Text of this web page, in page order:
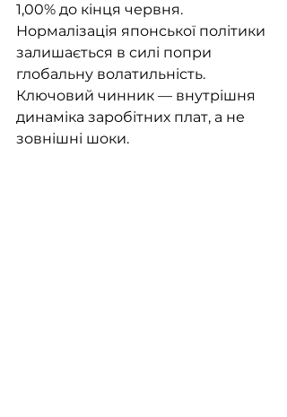
1,00% до кінця червня.
Нормалізація японської політики
залишається в силі попри
глобальну волатильність.
Ключовий чинник — внутрішня
динаміка заробітних плат, а не
зовнішні шоки.